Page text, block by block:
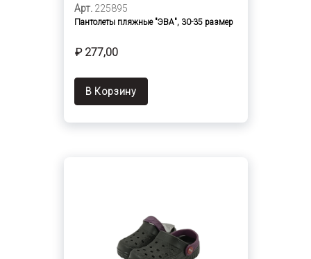
Арт. 225895
Пантолеты пляжные "ЭВА", 30-35 размер
₽ 277,00
В Корзину